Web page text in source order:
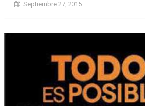
Septiembre 27, 2015